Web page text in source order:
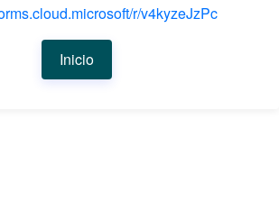
r/v4kyzeJzPc
Inicio